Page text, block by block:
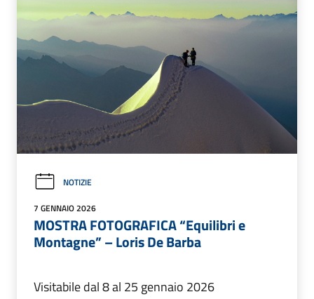
NOTIZIE
7 GENNAIO 2026
MOSTRA FOTOGRAFICA “Equilibri e
Montagne” – Loris De Barba
Visitabile dal 8 al 25 gennaio 2026